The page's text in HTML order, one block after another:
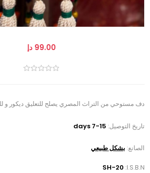
99.00 دإ
دف مستوحي من التراث المصري يصلح للتعليق ديكور و
تاريخ التوصيل: 7-15 days
الصانع: بشكل طبيعي
I.S.B.N:
SH-20